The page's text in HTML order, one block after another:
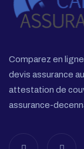
Comparez en
devis assurance
attestation de
assurance-